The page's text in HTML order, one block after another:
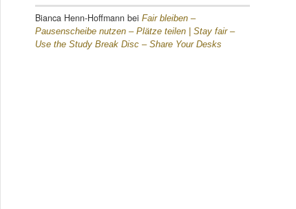
Bianca Henn-Hoffmann bei Fair bleiben –
Pausenscheibe nutzen – Plätze teilen | Stay fair –
Use the Study Break Disc – Share Your Desks